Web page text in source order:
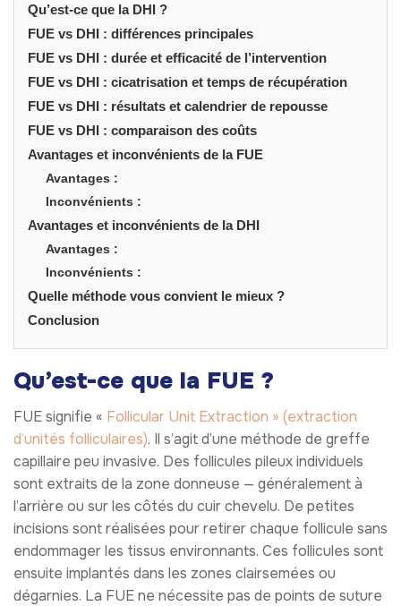
Qu’est-ce que la DHI ?
FUE vs DHI : différences principales
FUE vs DHI : durée et efficacité de l’intervention
FUE vs DHI : cicatrisation et temps de récupération
FUE vs DHI : résultats et calendrier de repousse
FUE vs DHI : comparaison des coûts
Avantages et inconvénients de la FUE
Avantages :
Inconvénients :
Avantages et inconvénients de la DHI
Avantages :
Inconvénients :
Quelle méthode vous convient le mieux ?
Conclusion
Qu’est-ce que la FUE ?
FUE signifie « Follicular Unit Extraction » (extraction
d’unités folliculaires). Il s’agit d’une méthode de greffe
capillaire peu invasive. Des follicules pileux individuels
sont extraits de la zone donneuse — généralement à
l’arrière ou sur les côtés du cuir chevelu. De petites
incisions sont réalisées pour retirer chaque follicule sans
endommager les tissus environnants. Ces follicules sont
ensuite implantés dans les zones clairsemées ou
dégarnies. La FUE ne nécessite pas de points de suture